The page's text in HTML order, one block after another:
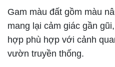
Gam màu đất gồm màu
mang lại cảm giác gần
hợp phù hợp với cảnh
vườn truyền thống.